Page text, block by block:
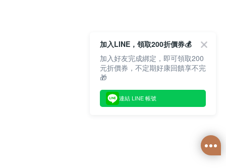
加入LINE，領取200折價券💰
加入好友完成綁定，即可領取200
元折價券，不定期好康回饋享不完
🎁
連結 LINE 帳號